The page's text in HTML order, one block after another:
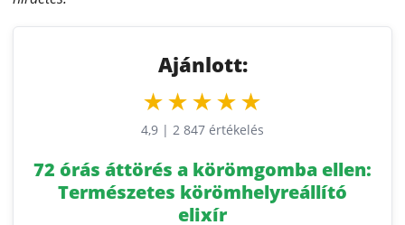
Ajánlott:
★★★★★
4,9 | 2 847 értékelés
72 órás áttörés a körömgomba ellen:
Természetes körömhelyreállító
elixír